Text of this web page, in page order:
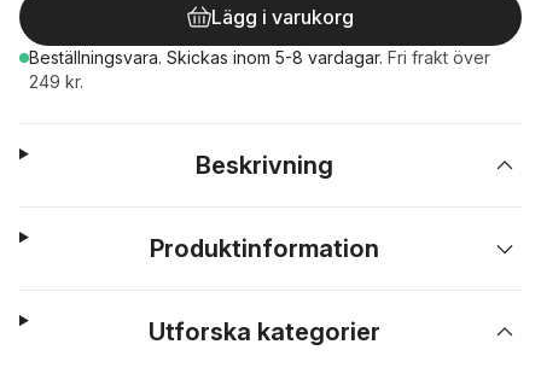
Lägg i varukorg
Beställningsvara. Skickas inom 5-8 vardagar. Fri frakt över
249 kr.
Beskrivning
Produktinformation
Utforska kategorier